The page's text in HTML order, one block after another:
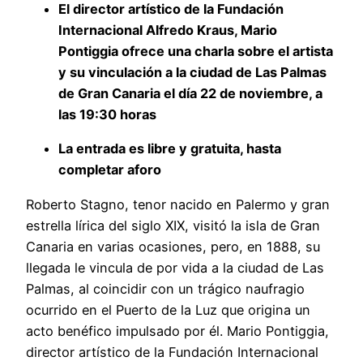
El director artístico de la Fundación
Internacional Alfredo Kraus, Mario
Pontiggia ofrece una charla sobre el artista
y su vinculación a la ciudad de Las Palmas
de Gran Canaria el día 22 de noviembre, a
las 19:30 horas
La entrada es libre y gratuita, hasta
completar aforo
Roberto Stagno, tenor nacido en Palermo y gran
estrella lírica del siglo XIX, visitó la isla de Gran
Canaria en varias ocasiones, pero, en 1888, su
llegada le vincula de por vida a la ciudad de Las
Palmas, al coincidir con un trágico naufragio
ocurrido en el Puerto de la Luz que origina un
acto benéfico impulsado por él. Mario Pontiggia,
director artístico de la Fundación Internacional